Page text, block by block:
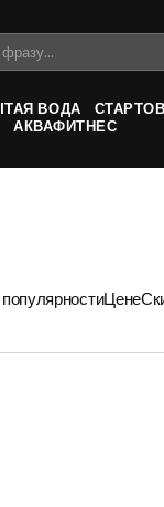
ВОДА
АКВАФИТНЕС
Цене